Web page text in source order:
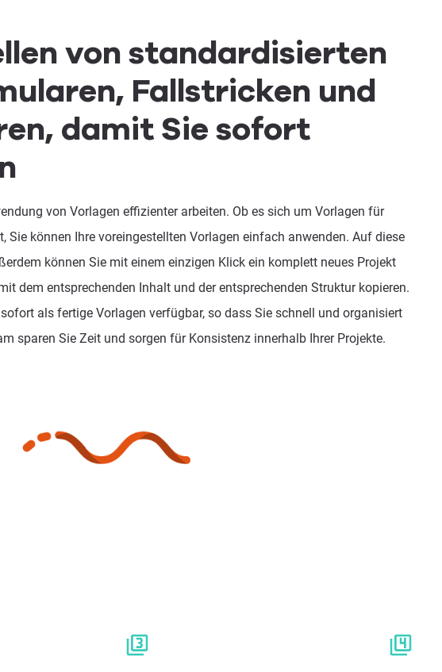
von standardisierten
Fallstricken und
damit Sie sofort
von Vorlagen effizienter arbeiten. Ob es sich um Vorlagen für
Sie können Ihre voreingestellten Vorlagen einfach anwenden. Auf diese
können Sie mit einem einzigen Klick ein komplett neues Projekt
dem entsprechenden Inhalt und der entsprechenden Struktur kopieren.
als fertige Vorlagen verfügbar, so dass Sie schnell und organisiert
sparen Sie Zeit und sorgen für Konsistenz innerhalb Ihrer Projekte.